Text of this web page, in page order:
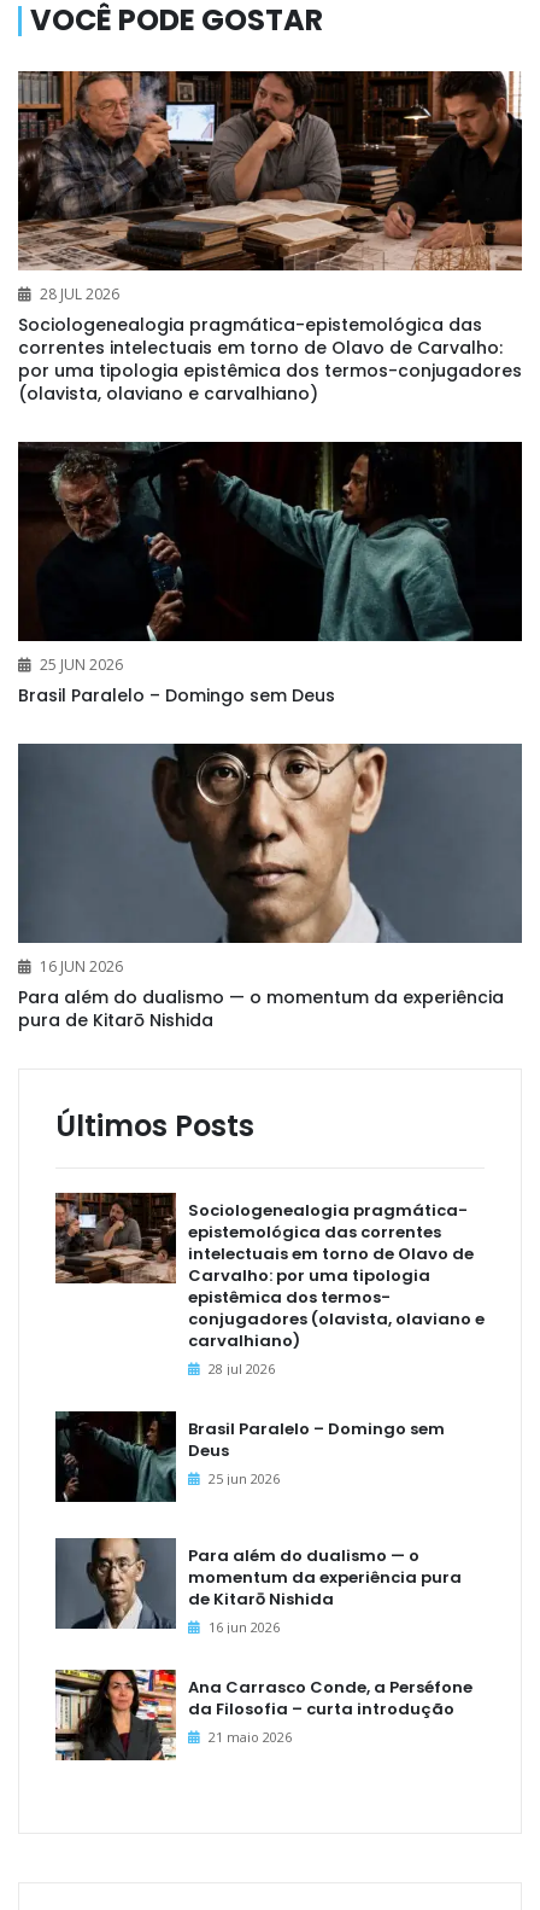
VOCÊ PODE GOSTAR
28 JUL 2026
Sociologenealogia pragmática-epistemológica das
correntes intelectuais em torno de Olavo de Carvalho:
por uma tipologia epistêmica dos termos-conjugadores
(olavista, olaviano e carvalhiano)
25 JUN 2026
Brasil Paralelo – Domingo sem Deus
16 JUN 2026
Para além do dualismo — o momentum da experiência
pura de Kitarō Nishida
Últimos Posts
Sociologenealogia pragmática-
epistemológica das correntes
intelectuais em torno de Olavo de
Carvalho: por uma tipologia
epistêmica dos termos-
conjugadores (olavista, olaviano e
carvalhiano)
28 jul 2026
Brasil Paralelo – Domingo sem
Deus
25 jun 2026
Para além do dualismo — o
momentum da experiência pura
de Kitarō Nishida
16 jun 2026
Ana Carrasco Conde, a Perséfone
da Filosofia – curta introdução
21 maio 2026